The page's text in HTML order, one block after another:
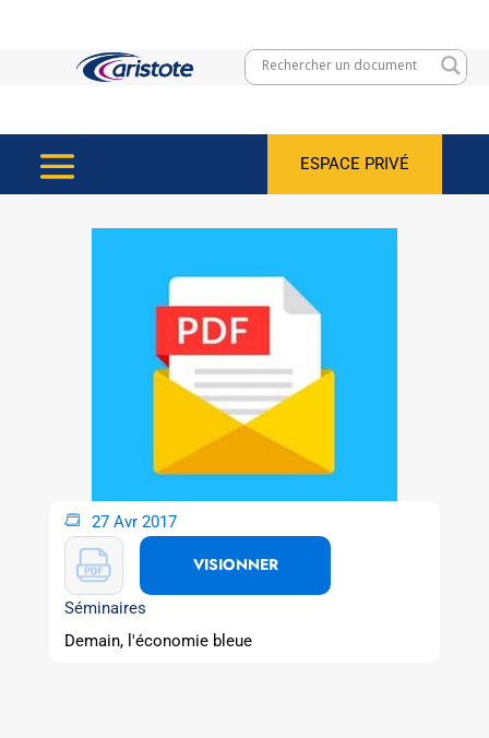
ESPACE PRIVÉ
27 Avr 2017
VISIONNER
Séminaires
Demain, l'économie bleue